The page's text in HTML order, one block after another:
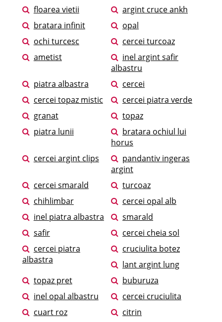
floarea vietii
argint cruce ankh
bratara infinit
opal
ochi turcesc
cercei turcoaz
ametist
inel argint safir
albastru
piatra albastra
cercei
cercei topaz mistic
cercei piatra verde
granat
topaz
piatra lunii
bratara ochiul lui
horus
cercei argint clips
pandantiv ingeras
argint
cercei smarald
turcoaz
chihlimbar
cercei opal alb
inel piatra albastra
smarald
safir
cercei cheia sol
cercei piatra
albastra
cruciulita botez
lant argint lung
topaz pret
buburuza
inel opal albastru
cercei cruciulita
cuart roz
citrin